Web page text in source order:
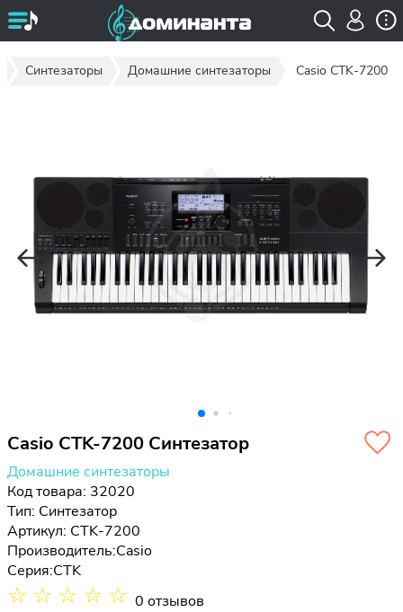
Синтезаторы Домашние синтезаторы Casio CTK-7200
Casio CTK-7200 Синтезатор
Домашние синтезаторы
Код товара: 32020
Тип: Синтезатор
Артикул: CTK-7200
Производитель:Casio
Серия:CTK
☆ ☆ ☆ ☆ ☆ 0 отзывов